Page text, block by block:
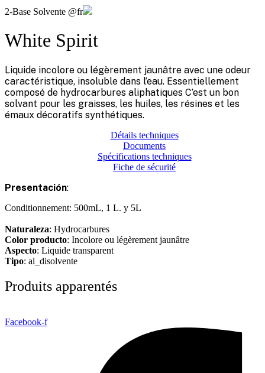
2-Base Solvente @fr
White Spirit
Liquide incolore ou légèrement jaunâtre avec une odeur
caractéristique, insoluble dans l’eau. Essentiellement
composé de hydrocarbures aliphatiques C’est un bon
solvant pour les graisses, les huiles, les résines et les
émaux décoratifs synthétiques.
Détails techniques
Documents
Spécifications techniques
Fiche de sécurité
Presentación:
Conditionnement: 500mL, 1 L. y 5L
Naturaleza: Hydrocarbures
Color producto: Incolore ou légèrement jaunâtre
Aspecto: Liquide transparent
Tipo: al_disolvente
Produits apparentés
Facebook-f